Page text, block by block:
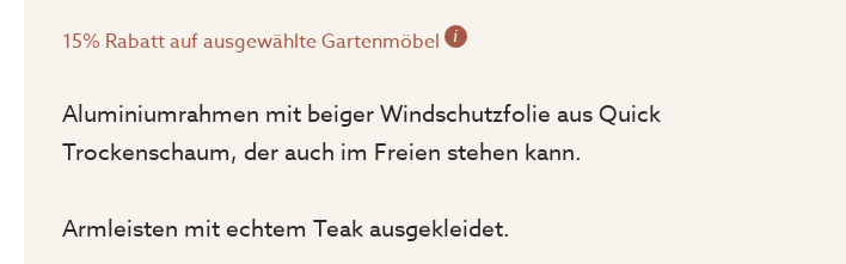
15% Rabatt auf ausgewählte Gartenmöbel i
Aluminiumrahmen mit beiger Windschutzfolie aus Quick
Trockenschaum, der auch im Freien stehen kann.
Armleisten mit echtem Teak ausgekleidet.